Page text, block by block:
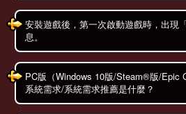
安裝遊戲後，第一次啟動遊戲時，出現
息。
PC版（Windows 10版/Steam®版/Epic
系統需求/系統需求推薦是什麼？